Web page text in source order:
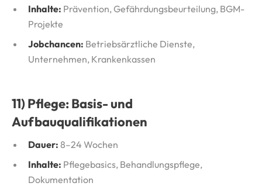
Inhalte: Prävention, Gefährdungsbeurteilung, BGM-
Projekte
Jobchancen: Betriebsärztliche Dienste,
Unternehmen, Krankenkassen
11) Pflege: Basis- und
Aufbauqualifikationen
Dauer: 8–24 Wochen
Inhalte: Pflegebasics, Behandlungspflege,
Dokumentation